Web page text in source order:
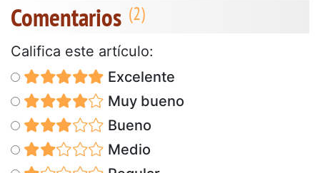
Comentarios
Califica este artículo:
Excelente
Muy bueno
Bueno
Medio